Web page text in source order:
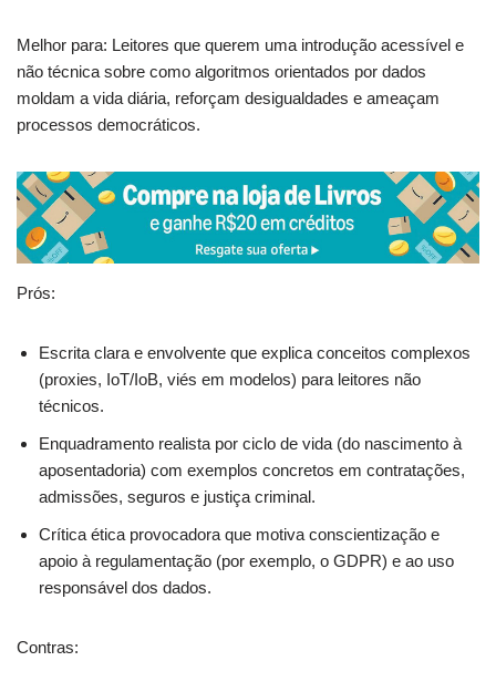
Melhor para: Leitores que querem uma introdução acessível e
não técnica sobre como algoritmos orientados por dados
moldam a vida diária, reforçam desigualdades e ameaçam
processos democráticos.
Prós:
Escrita clara e envolvente que explica conceitos complexos
(proxies, IoT/IoB, viés em modelos) para leitores não
técnicos.
Enquadramento realista por ciclo de vida (do nascimento à
aposentadoria) com exemplos concretos em contratações,
admissões, seguros e justiça criminal.
Crítica ética provocadora que motiva conscientização e
apoio à regulamentação (por exemplo, o GDPR) e ao uso
responsável dos dados.
Contras: